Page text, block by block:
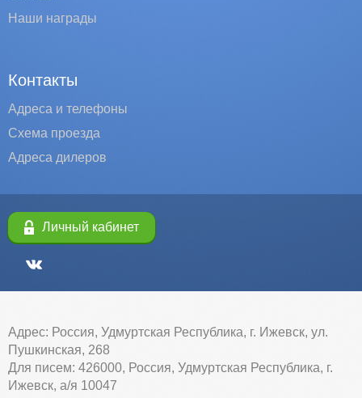
Наши награды
Контакты
Адреса и телефоны
Схема проезда
Адреса дилеров
Личный кабинет
Адрес: Россия, Удмуртская Республика, г. Ижевск, ул.
Пушкинская, 268
Для писем: 426000, Россия, Удмуртская Республика, г.
Ижевск, а/я 10047